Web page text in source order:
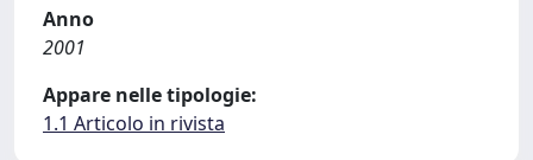
Anno
2001
Appare nelle tipologie:
1.1 Articolo in rivista